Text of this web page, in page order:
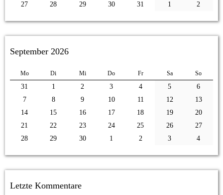
27
28 29 30 31 1 2
September 2026
Mo Di Mi Do Fr Sa So
31 1 2 3 4 5
6
7
8 9 10 11 12
13
14
15 16 17 18 19
20
21
22 23 24 25 26
27
28
29 30 1 2 3 4
Letzte Kommentare